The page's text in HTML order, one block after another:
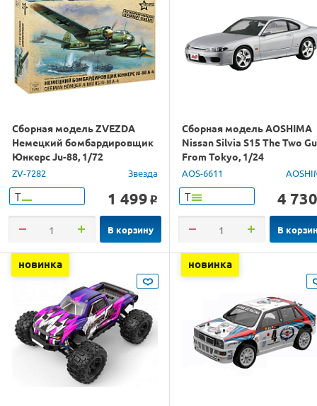
Сборная модель ZVEZDA
Немецкий бомбардировщик
Юнкерс Ju-88, 1/72
ZV-7282 Звезда
Т 1 499 o
В корзину
Сборная модель AOSHIMA
Nissan Silvia S15 The Two
From Tokyo, 1/24
AOS-6611
Т 4 730
В
новинка новинка